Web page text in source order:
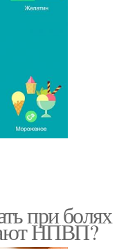
при болях
НПВП?